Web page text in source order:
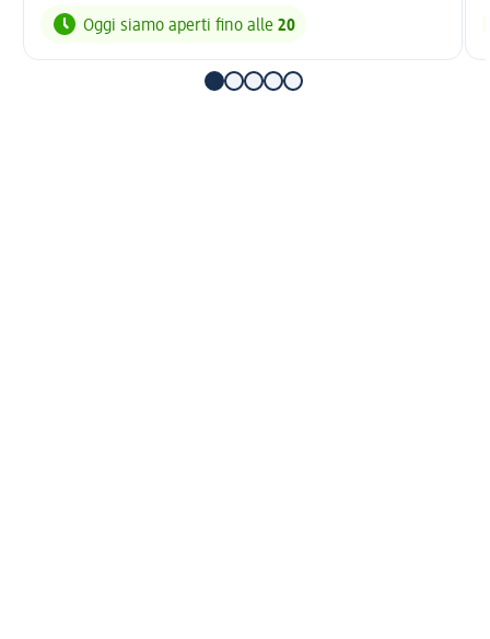
Oggi siamo aperti fino alle 20